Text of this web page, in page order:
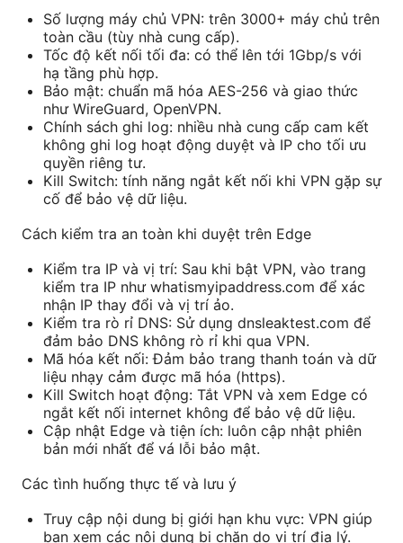
Số lượng máy chủ VPN: trên 3000+ máy chủ trên
toàn cầu (tùy nhà cung cấp).
Tốc độ kết nối tối đa: có thể lên tới 1Gbp/s với
hạ tầng phù hợp.
Bảo mật: chuẩn mã hóa AES-256 và giao thức
như WireGuard, OpenVPN.
Chính sách ghi log: nhiều nhà cung cấp cam kết
không ghi log hoạt động duyệt và IP cho tối ưu
quyền riêng tư.
Kill Switch: tính năng ngắt kết nối khi VPN gặp sự
cố để bảo vệ dữ liệu.
Cách kiểm tra an toàn khi duyệt trên Edge
Kiểm tra IP và vị trí: Sau khi bật VPN, vào trang
kiểm tra IP như whatismyipaddress.com để xác
nhận IP thay đổi và vị trí ảo.
Kiểm tra rò rỉ DNS: Sử dụng dnsleaktest.com để
đảm bảo DNS không rò rỉ khi qua VPN.
Mã hóa kết nối: Đảm bảo trang thanh toán và dữ
liệu nhạy cảm được mã hóa (https).
Kill Switch hoạt động: Tắt VPN và xem Edge có
ngắt kết nối internet không để bảo vệ dữ liệu.
Cập nhật Edge và tiện ích: luôn cập nhật phiên
bản mới nhất để vá lỗi bảo mật.
Các tình huống thực tế và lưu ý
Truy cập nội dung bị giới hạn khu vực: VPN giúp
bạn xem các nội dung bị chặn do vị trí địa lý.